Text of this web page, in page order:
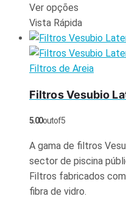
Ver opções
Vista Rápida
Filtros de Areia
Filtros Vesubio
5.00out of 5
A gama de filtros
sector de piscina
Filtros fabricados
fibra de vidro.